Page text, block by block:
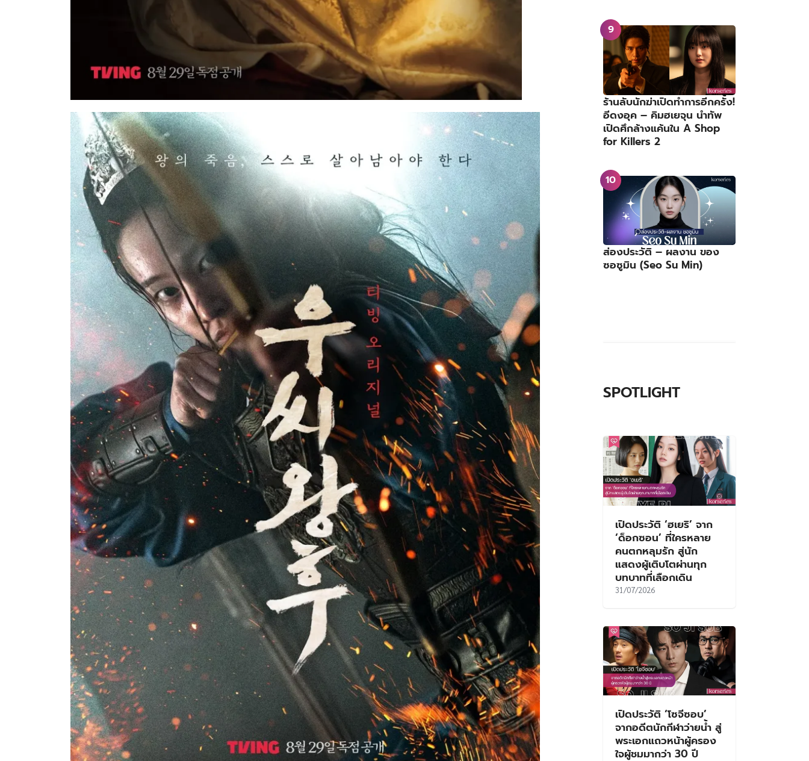
ร้านลับนักฆ่าเปิดทำการอีกครั้ง!
อีดงอุค – คิมฮเยจุน นำทัพ
เปิดศึกล้างแค้นใน A Shop
for Killers 2
ส่องประวัติ – ผลงาน ของ
ซอซูมิน (Seo Su Min)
SPOTLIGHT
เปิดประวัติ ‘ฮเยริ’ จาก
‘ด็อกซอน’ ที่ใครหลาย
คนตกหลุมรัก สู่นัก
แสดงผู้เติบโตผ่านทุก
บทบาทที่เลือกเดิน
31/07/2026
เปิดประวัติ ‘โซจีซอบ’
จากอดีตนักกีฬาว่ายน้ำ สู่
พระเอกแถวหน้าผู้ครอง
ใจผู้ชมมากว่า 30 ปี